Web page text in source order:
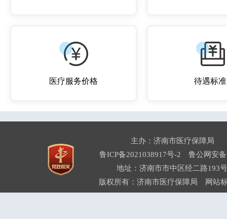
医疗服务价格 待遇标准
主办：济南市医疗保障局
鲁ICP备2021038917号-2
鲁公网安
地址：济南市市中区经二路193
版权所有：济南市医疗保障局 网站